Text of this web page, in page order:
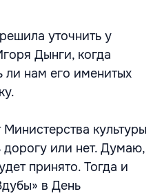
уточнить у
Дынги, когда
ли нам его именитых
культуры
дорогу или нет. Думаю,
принято. Тогда и
в День